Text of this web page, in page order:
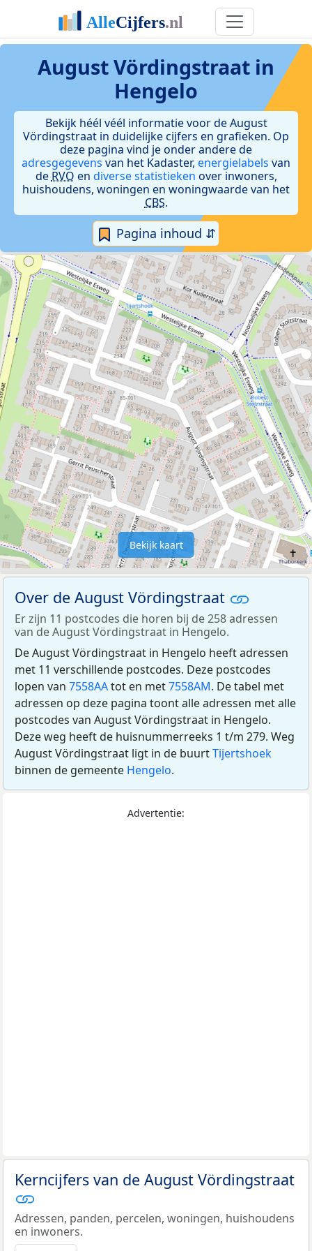
August Vördingstraat in
Hengelo
Bekijk héél véél informatie voor de August
Vördingstraat in duidelijke cijfers en grafieken. Op
deze pagina vind je onder andere de
adresgegevens van het Kadaster, energielabels van
de RVO en diverse statistieken over inwoners,
huishoudens, woningen en woningwaarde van het
CBS.
Pagina inhoud ⇵
Bekijk kaart
Over de August Vördingstraat
Er zijn 11 postcodes die horen bij de 258 adressen
van de August Vördingstraat in Hengelo.
De August Vördingstraat in Hengelo heeft adressen
met 11 verschillende postcodes. Deze postcodes
lopen van 7558AAtot en met7558AM. De tabel met
adressen op deze pagina toont alle adressen met alle
postcodes van August Vördingstraat in Hengelo.
Deze weg heeft de huisnummerreeks 1 t/m 279. Weg
August Vördingstraat ligt in de buurtTijertshoek
binnen de gemeente Hengelo.
Advertentie:
Kerncijfers van de August Vördingstraat
Adressen, panden, percelen, woningen, huishoudens
en inwoners.